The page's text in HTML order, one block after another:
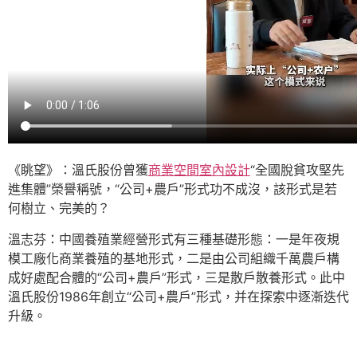
《眺望》：溫氏股份曾獲商業空間室內設計“全國脫貧攻堅先
進集體”榮譽稱號，“公司+農戶”形式功不成沒，該形式是若
何樹立、完美的？
溫志芬：中國養殖業經營形式有三種基礎形態：一是年夜規
模工廠化商業養殖的基地形式，二是由公司組織千萬農戶構
成好處配合體的“公司+農戶”形式，三是散戶散養形式。此中
溫氏股份1986年創立“公司+農戶”形式，并在探索中逐漸迭代
升級。